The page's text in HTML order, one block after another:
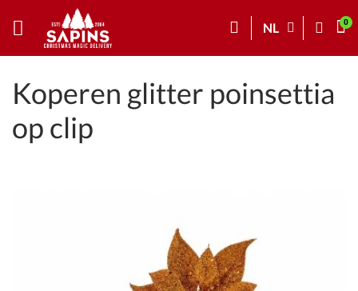
NL
Koperen glitter poinsettia
op clip